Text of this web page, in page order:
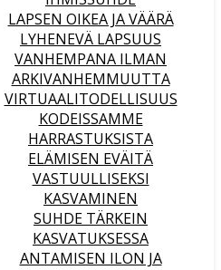
LAPSEN OIKEA JA VÄÄRÄ
LYHENEVÄ LAPSUUS
VANHEMPANA ILMAN
ARKIVANHEMMUUTTA
VIRTUAALITODELLISUUS
KODEISSAMME
HARRASTUKSISTA
ELÄMISEN EVÄITÄ
VASTUULLISEKSI
KASVAMINEN
SUHDE TÄRKEIN
KASVATUKSESSA
ANTAMISEN ILON JA